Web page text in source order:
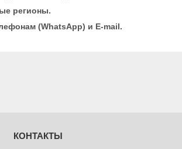
регионы.
(WhatsApp) и Е-mail.